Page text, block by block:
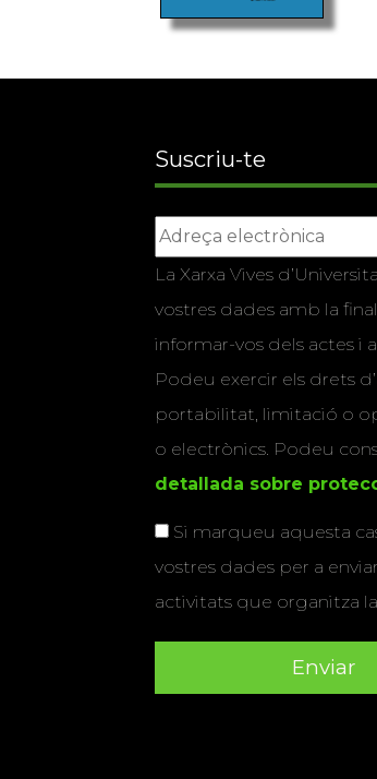
Suscriu-te
La Xarxa Vives
vostres dades amb la
informar-vos dels actes i
Podeu exercir els drets
portabilitat, limitació o
o electrònics. Podeu
detallada sobre
Si marqueu aquesta
vostres dades per a
activitats que organitza la